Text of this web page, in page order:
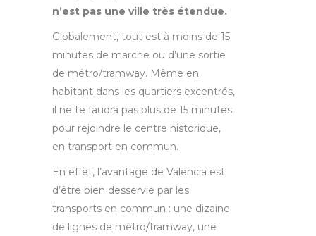
n’est pas une ville très étendue.
Globalement, tout est à moins de 15
minutes de marche ou d’une sortie
de métro/tramway. Même en
habitant dans les quartiers excentrés,
il ne te faudra pas plus de 15 minutes
pour rejoindre le centre historique,
en transport en commun.
En effet, l’avantage de Valencia est
d’être bien desservie par les
transports en commun : une dizaine
de lignes de métro/tramway, une